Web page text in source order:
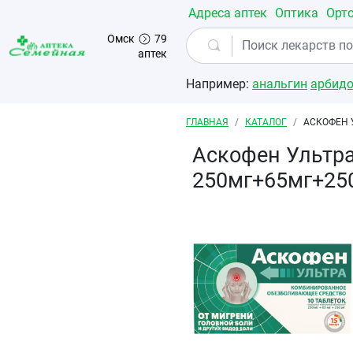
Перейти к основному содержанию
Омск
79
аптек
Адреса аптек Оптика
Например: анальгин
Строка навигации
ГЛАВНАЯ КАТАЛОГ АСКОФЕН
Аскофен